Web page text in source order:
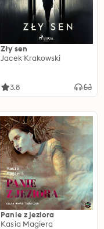
Zły sen
Jacek Krakowski
3.8
Panie z jeziora
Kasia Magiera